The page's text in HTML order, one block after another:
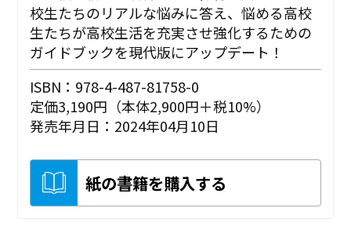
校生たちのリアルな悩みに答え、悩める高校
生たちが高校生活を充実させ強化するための
ガイドブックを現代版にアップデート！
ISBN：978-4-487-81758-0
定価3,190円（本体2,900円＋税10%）
発売年月日：2024年04月10日
紙の書籍を購入する